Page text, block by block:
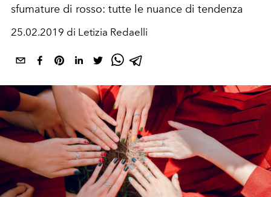
sfumature di rosso: tutte le nuance di tendenza
25.02.2019 di Letizia Redaelli